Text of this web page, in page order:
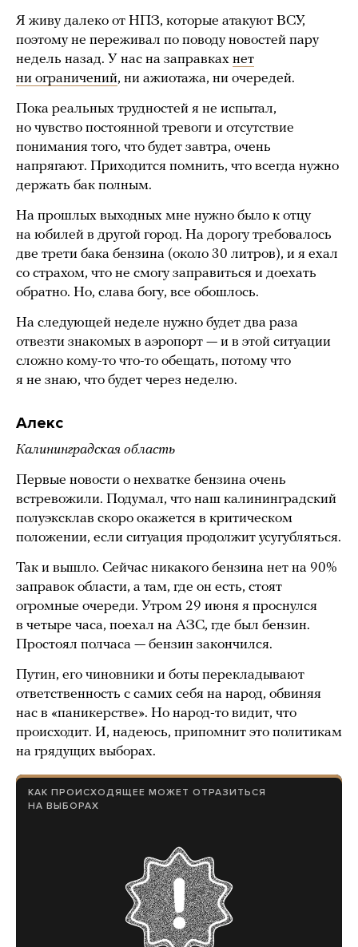
Я живу далеко от НПЗ, которые атакуют ВСУ,
поэтому не переживал по поводу новостей пару
недель назад. У нас на заправках нет
ни ограничений, ни ажиотажа, ни очередей.
Пока реальных трудностей я не испытал,
но чувство постоянной тревоги и отсутствие
понимания того, что будет завтра, очень
напрягают. Приходится помнить, что всегда нужно
держать бак полным.
На прошлых выходных мне нужно было к отцу
на юбилей в другой город. На дорогу требовалось
две трети бака бензина (около 30 литров), и я ехал
со страхом, что не смогу заправиться и доехать
обратно. Но, слава богу, все обошлось.
На следующей неделе нужно будет два раза
отвезти знакомых в аэропорт — и в этой ситуации
сложно кому-то что-то обещать, потому что
я не знаю, что будет через неделю.
Алекс
Калининградская область
Первые новости о нехватке бензина очень
встревожили. Подумал, что наш калининградский
полуэксклав скоро окажется в критическом
положении, если ситуация продолжит усугубляться.
Так и вышло. Сейчас никакого бензина нет на 90%
заправок области, а там, где он есть, стоят
огромные очереди. Утром 29 июня я проснулся
в четыре часа, поехал на АЗС, где был бензин.
Простоял полчаса — бензин закончился.
Путин, его чиновники и боты перекладывают
ответственность с самих себя на народ, обвиняя
нас в «паникерстве». Но народ-то видит, что
происходит. И, надеюсь, припомнит это политикам
на грядущих выборах.
КАК ПРОИСХОДЯЩЕЕ МОЖЕТ ОТРАЗИТЬСЯ
НА ВЫБОРАХ